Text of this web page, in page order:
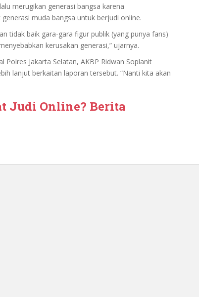
merugikan generasi bangsa karena
muda bangsa untuk berjudi online.
tidak baik gara-gara figur publik (yang punya fans)
kerusakan generasi,” ujarnya.
Polres Jakarta Selatan, AKBP Ridwan Soplanit
lanjut berkaitan laporan tersebut. “Nanti kita akan
Judi Online? Berita